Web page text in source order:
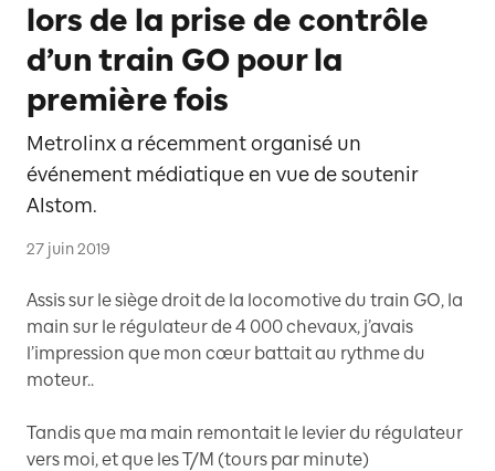
lors de la prise de contrôle
d’un train GO pour la
première fois
Metrolinx a récemment organisé un
événement médiatique en vue de soutenir
Alstom.
27 juin 2019
Assis sur le siège droit de la locomotive du train GO, la
main sur le régulateur de 4 000 chevaux, j’avais
l’impression que mon cœur battait au rythme du
moteur..
Tandis que ma main remontait le levier du régulateur
vers moi, et que les T/M (tours par minute)